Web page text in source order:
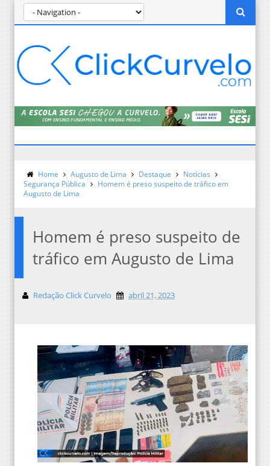
Home Augusto de Lima Destaque
Notícias
Segurança Pública
Homem é preso suspeito de tráfico em
Augusto de Lima
Homem é preso suspeito de
tráfico em Augusto de Lima
Redação Click Curvelo abril 21, 2023